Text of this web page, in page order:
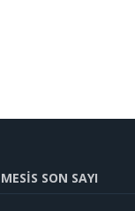
SON SAYI